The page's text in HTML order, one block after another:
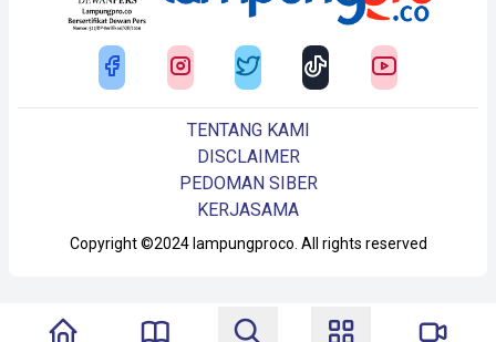
Copyright ©2024 lampungproco. All rights reserved
TENTANG KAMI
DISCLAIMER
PEDOMAN SIBER
KERJASAMA